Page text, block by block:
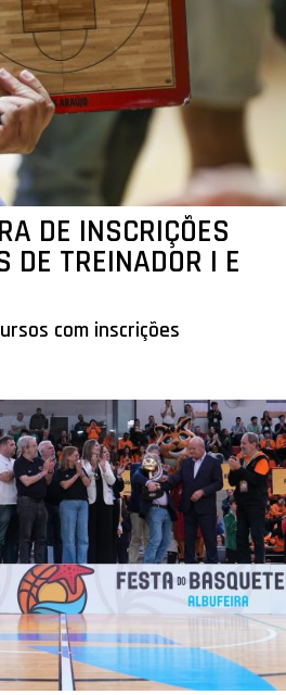
DE INSCRIÇÕES
DE TREINADOR I E
com inscrições